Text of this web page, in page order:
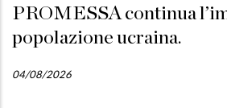
PROMESSA continua
popolazione ucraina.
04/08/2026